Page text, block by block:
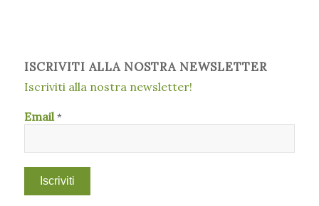
ISCRIVITI ALLA NOSTRA NEWSLETTER
Iscriviti alla nostra newsletter!
Email *